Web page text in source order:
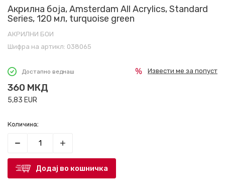
Акрилна боја, Amsterdam All Acrylics, Standard
Series, 120 мл, turquoise green
АКРИЛНИ БОИ
Шифра на артикл: 038065
Достапно веднаш
360 МКД
5,83 EUR
Извести ме за попуст
Количина:
Додај во кошничка